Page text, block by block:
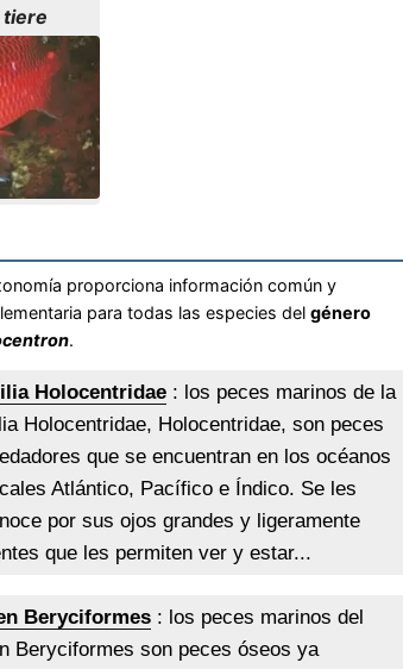
tiere
proporciona información común y
para todas las especies delgénero
.
Holocentridae : los peces marinos de la
Holocentridae, Holocentridae, son peces
que se encuentran en los océanos
Atlántico, Pacífico e Índico. Se les
por sus ojos grandes y ligeramente
que les permiten ver y estar...
Beryciformes : los peces marinos del
Beryciformes son peces óseos ya